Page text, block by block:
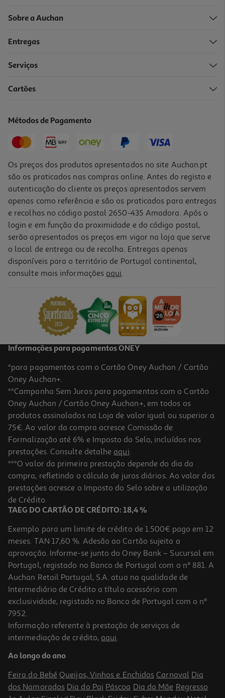
Pack 8 Pilhas Alcalina Auchan Standard Aa Lr06
4.7
Pack 4 Pilhas Alcalina Auchan Standard Aa Lr06
2.29 €/un
2,29 €
Pilhas Kodak Xtralife Alkaline Aa Pack 4 Unidades
2 €/un
2,00 €
Sobre a Auchan
Entregas
Serviços
Cartões
Métodos de Pagamento
Os preços dos produtos apresentados no site Auchan.pt
são os praticados nas compras online. Antes do registo e
autenticação do cliente os preços apresentados servem
apenas como referência e são os praticados para entregas
e recolhas no código postal 2650-435 Amadora. Após o
login e em função da proximidade e do código postal,
serão apresentados os preços em vigor na loja que serve
o local de entrega ou de recolha. Entregas apenas
disponíveis para o território de Portugal continental,
consulte mais informações aqui.
Informações para pagamentos ONEY
*para pagamentos com o Cartão Oney Auchan / Cartão
Oney Auchan+.
**Campanha Sem Juros para pagamentos com o Cartão
Oney Auchan / Cartão Oney Auchan+, em todos os
produtos assinalados na Loja de valor igual ou superior a
75€. Ao valor da compra acresce Comissão de
Formalização até 6% e Imposto do Selo, incluídos nas
prestações. Consulte detalhe aqui.
***O valor da primeira prestação depende do dia da
compra, refletindo o cálculo de juros diários. Ao valor das
prestações acresce o Imposto do Selo sobre a utilização
de Crédito.
TAEG DO CARTÃO DE CRÉDITO: 18,4 %
Exemplo para um limite de crédito de 1.500€ pago em 12
meses. TAN 17,60 %. Adesão ao Cartão sujeita a
aprovação. Informe-se junto do Oney Bank – Sucursal em
Portugal, registado no Banco de Portugal com o nº 881. A
Auchan Retail Portugal, S.A. atua na qualidade de
Intermediário de Crédito a título acessório com
exclusividade, registado no Banco de Portugal com o nº
7952.
Informação referente à prestação de serviços de
intermediação de crédito, aqui.
Ao longo do ano
Feira do Bebé Queijos, Vinhos e Enchidos Carnaval Dia
dos Namorados Dia do Pai Páscoa Dia da Mãe Regresso